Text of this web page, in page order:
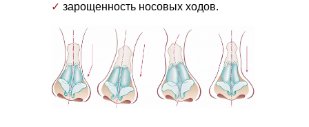
✓ зарощенность носовых ходов.